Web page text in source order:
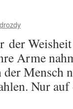
der
ihre Arme
Mensch
Nur auf